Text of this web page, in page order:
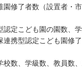
数（設置者・市町
も園の園数、学級
こども園修了者数
学級数、教員数、職